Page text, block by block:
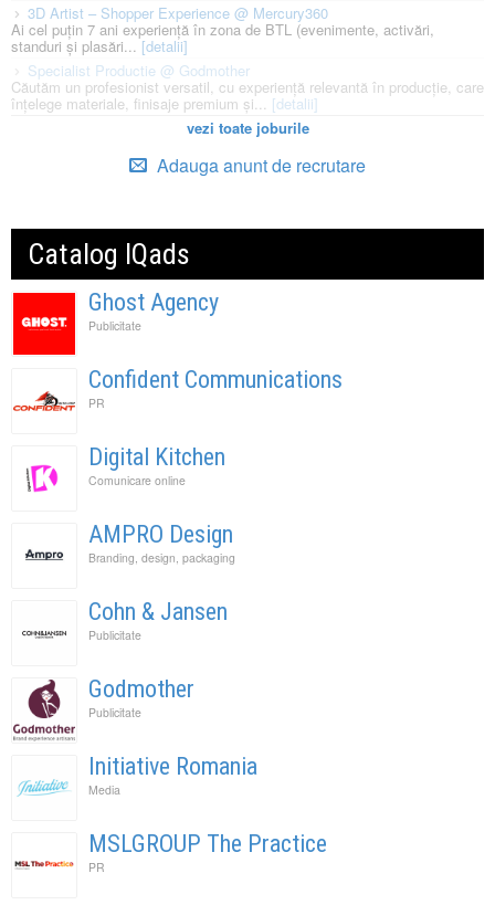
3D Artist – Shopper Experience @ Mercury360
Ai cel puțin 7 ani experiență în zona de BTL (evenimente, activări,
standuri și plasări...[detalii]
Specialist Productie @ Godmother
Căutăm un profesionist versatil, cu experiență relevantă în producție, care
înțelege materiale, finisaje premium și... [detalii]
vezi toate joburile
Adauga anunt de recrutare
Catalog IQads
Ghost Agency
Publicitate
Confident Communications
PR
Digital Kitchen
Comunicare online
AMPRO Design
Branding, design, packaging
Cohn & Jansen
Publicitate
Godmother
Publicitate
Initiative Romania
Media
MSLGROUP The Practice
PR